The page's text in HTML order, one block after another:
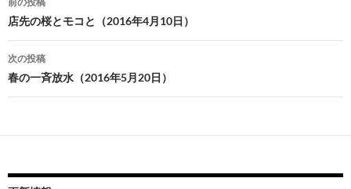
稿
ナ
ビ
ー
店先の桜とモコと（2016年4月10日）
次の投稿
春の一斉放水（2016年5月20日）